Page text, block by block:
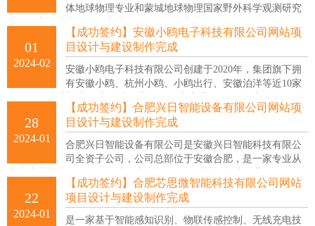
体地球物理专业和蒙城地球物理国家野外科学观测研究
Seismology，即地震数据挖掘。
01
2024-02
【成功签约】安徽小鸥电子科技有限公司网站项
目设计与建设制作完成
安徽小鸥电子科技有限公司创建于2020年，集团旗下拥
有安徽小鸥、杭州小鸥、小鸥出行、安徽泊洋等近10家
力于推动新能源汽车产业的发展。
28
2024-01
【成功签约】合肥兴日智能设备有限公司网站项
目设计与建设制作完成
合肥兴日智能设备有限公司是安徽兴日智能科技有限公
司全资子公司，公司总部位于安徽合肥，是一家专业从
22
2024-01
【成功签约】合肥芯思微智能科技有限公司网站
项目设计与建设制作完成
是一家基于智能感知识别、物联传感控制、无线充电技